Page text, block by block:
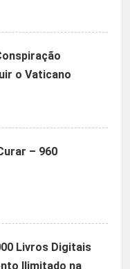
o Vaticano
– 960
Livros Digitais
Ilimitado na